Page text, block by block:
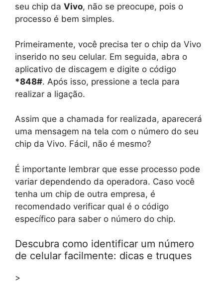
seu chip da Vivo, não se preocupe, pois o
processo é bem simples.
Primeiramente, você precisa ter o chip da Vivo
inserido no seu celular. Em seguida, abra o
aplicativo de discagem e digite o código
*848#. Após isso, pressione a tecla para
realizar a ligação.
Assim que a chamada for realizada, aparecerá
uma mensagem na tela com o número do seu
chip da Vivo. Fácil, não é mesmo?
É importante lembrar que esse processo pode
variar dependendo da operadora. Caso você
tenha um chip de outra empresa, é
recomendado verificar qual é o código
específico para saber o número do chip.
Descubra como identificar um número
de celular facilmente: dicas e truques
>